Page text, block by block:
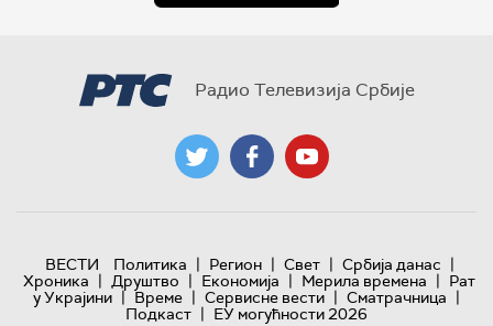
Радио Телевизија Србије
ВЕСТИ Политика | Регион | Свет | Србија данас |
Хроника | Друштво | Економија | Мерила времена | Рат
у Украјини | Време | Сервисне вести | Сматрачница |
Подкаст | ЕУ могућности 2026